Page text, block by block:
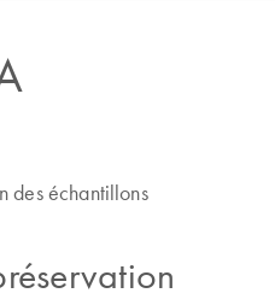
des échantillons